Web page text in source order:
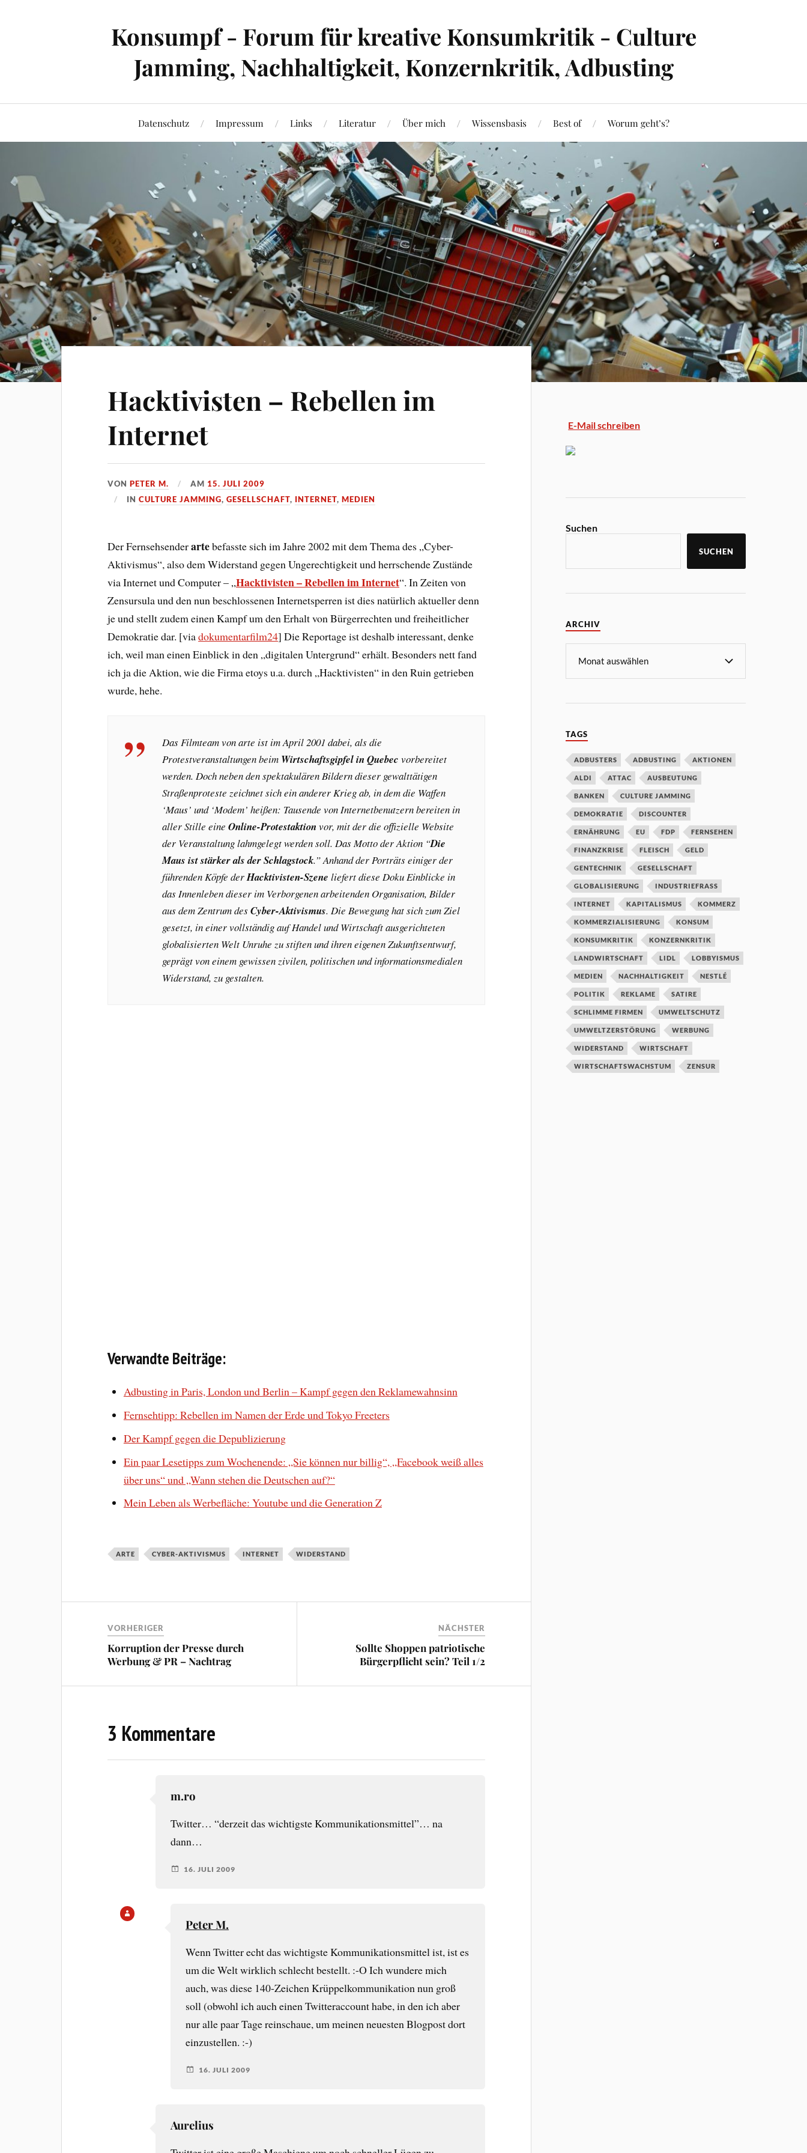
Konsumpf - Forum für kreative Konsumkritik - Culture
Jamming, Nachhaltigkeit, Konzernkritik, Adbusting
Datenschutz Impressum Links Literatur Über mich Wissensbasis Best of Worum geht’s?
Hacktivisten – Rebellen im
Internet
VONPETER M. AM 15. JULI 2009
INCULTURE JAMMING,GESELLSCHAFT, INTERNET,MEDIEN
Der Fernsehsenderartebefasste sich im Jahre 2002 mit dem Thema des „Cyber-
Aktivismus“, also dem Widerstand gegen Ungerechtigkeit und herrschende Zustände
via Internet und Computer – „Hacktivisten – Rebellen im Internet“. In Zeiten von
Zensursula und den nun beschlossenen Internetsperren ist dies natürlich aktueller denn
je und stellt zudem einen Kampf um den Erhalt von Bürgerrechten und freiheitlicher
Demokratie dar. [viadokumentarfilm24] Die Reportage ist deshalb interessant, denke
ich, weil man einen Einblick in den „digitalen Untergrund“ erhält. Besonders nett fand
ich ja die Aktion, wie die Firma etoys u.a. durch „Hacktivisten“ in den Ruin getrieben
wurde, hehe.
Das Filmteam von arte ist im April 2001 dabei, als die
Protestveranstaltungen beim Wirtschaftsgipfel in Quebec vorbereitet
werden. Doch neben den spektakulären Bildern dieser gewalttätigen
Straßenproteste zeichnet sich ein anderer Krieg ab, in dem die Waffen
‘Maus’ und ‘Modem’ heißen: Tausende von Internetbenutzern bereiten in
aller Stille eineOnline-Protestaktion vor, mit der die offizielle Website
der Veranstaltung lahmgelegt werden soll. Das Motto der Aktion “Die
Maus ist stärker als der Schlagstock.” Anhand der Porträts einiger der
führenden Köpfe derHacktivisten-Szene liefert diese Doku Einblicke in
das Innenleben dieser im Verborgenen arbeitenden Organisation, Bilder
aus dem Zentrum desCyber-Aktivismus. Die Bewegung hat sich zum Ziel
gesetzt, in einer vollständig auf Handel und Wirtschaft ausgerichteten
globalisierten Welt Unruhe zu stiften und ihren eigenen Zukunftsentwurf,
geprägt von einem gewissen zivilen, politischen und informationsmedialen
Widerstand, zu gestalten.
Verwandte Beiträge:
Adbusting in Paris, London und Berlin – Kampf gegen den Reklamewahnsinn
Fernsehtipp: Rebellen im Namen der Erde und Tokyo Freeters
Der Kampf gegen die Depublizierung
Ein paar Lesetipps zum Wochenende: „Sie können nur billig“, „Facebook weiß alles
über uns“ und „Wann stehen die Deutschen auf?“
Mein Leben als Werbefläche: Youtube und die Generation Z
ARTE CYBER-AKTIVISMUS INTERNET WIDERSTAND
VORHERIGER
Korruption der Presse durch
Werbung & PR – Nachtrag
NÄCHSTER
Sollte Shoppen patriotische
Bürgerpflicht sein? Teil 1/2
3 Kommentare
m.ro
Twitter… “derzeit das wichtigste Kommunikationsmittel”… na
dann…
16. JULI 2009
Peter M.
Wenn Twitter echt das wichtigste Kommunikationsmittel ist, ist es
um die Welt wirklich schlecht bestellt. :-O Ich wundere mich
auch, was diese 140-Zeichen Krüppelkommunikation nun groß
soll (obwohl ich auch einen Twitteraccount habe, in den ich aber
nur alle paar Tage reinschaue, um meinen neuesten Blogpost dort
einzustellen. :-)
16. JULI 2009
Aurelius
E-Mail schreiben
Suchen
SUCHEN
ARCHIV
TAGS
ADBUSTERS ADBUSTING AKTIONEN
ALDI ATTAC AUSBEUTUNG
BANKEN CULTURE JAMMING
DEMOKRATIE DISCOUNTER
ERNÄHRUNG EU FDP FERNSEHEN
FINANZKRISE FLEISCH GELD
GENTECHNIK GESELLSCHAFT
GLOBALISIERUNG INDUSTRIEFRASS
INTERNET KAPITALISMUS KOMMERZ
KOMMERZIALISIERUNG KONSUM
KONSUMKRITIK KONZERNKRITIK
LANDWIRTSCHAFT LIDL LOBBYISMUS
MEDIEN NACHHALTIGKEIT NESTLÉ
POLITIK REKLAME SATIRE
SCHLIMME FIRMEN UMWELTSCHUTZ
UMWELTZERSTÖRUNG WERBUNG
WIDERSTAND WIRTSCHAFT
WIRTSCHAFTSWACHSTUM ZENSUR